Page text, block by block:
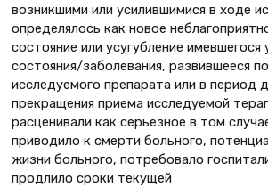
возникшими или усилившимися в ходе
определялось как новое
состояние или усугубление имевшегося
состояния/заболевания, развившееся
исследуемого препарата или в период
прекращения приема исследуемой
расценивали как серьезное в том
приводило к смерти больного,
жизни больного, потребовало
продлило сроки текущей